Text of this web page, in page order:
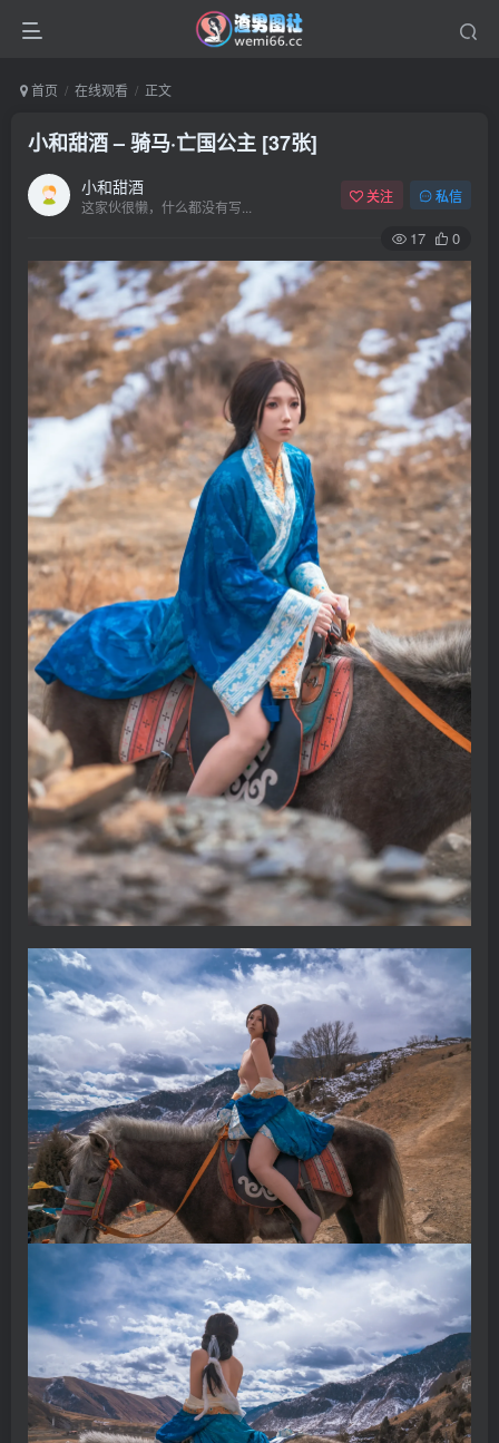
首页 在线观看 正文
小和甜酒 – 骑马·亡国公主 [37张]
小和甜酒
这家伙很懒，什么都没有写...
关注 私信
17 0